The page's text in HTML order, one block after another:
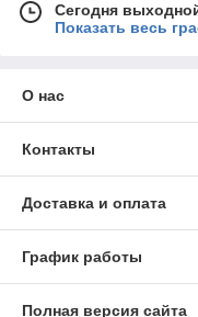
Сегодня
Показать весь
О нас
Контакты
Доставка и оплата
График работы
Полная версия сайта